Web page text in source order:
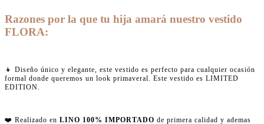
Razones por la que tu hija amará nuestro vestido
FLORA:
👧 Diseño único y elegante, este vestido es perfecto para cualquier ocasión
formal donde queremos un look primaveral. Este vestido es LIMITED
EDITION.
❤️ Realizado en LINO 100% IMPORTADO de primera calidad y ademas